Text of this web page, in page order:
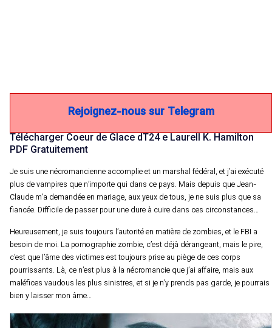
Rejoignez-nous sur Telegram
Télécharger Coeur de Glace dT24 e Laurell K. Hamilton
PDF Gratuitement
Je suis une nécromancienne accomplie et un marshal fédéral, et j’ai exécuté
plus de vampires que n’importe qui dans ce pays. Mais depuis que Jean-
Claude m’a demandée en mariage, aux yeux de tous, je ne suis plus que sa
fiancée. Difficile de passer pour une dure à cuire dans ces circonstances…
Heureusement, je suis toujours l’autorité en matière de zombies, et le FBI a
besoin de moi. La pornographie zombie, c’est déjà dérangeant, mais le pire,
c’est que l’âme des victimes est toujours prise au piège de ces corps
pourrissants. Là, ce n’est plus à la nécromancie que j’ai affaire, mais aux
maléfices vaudous les plus sinistres, et si je n’y prends pas garde, je pourrais
bien y laisser mon âme…